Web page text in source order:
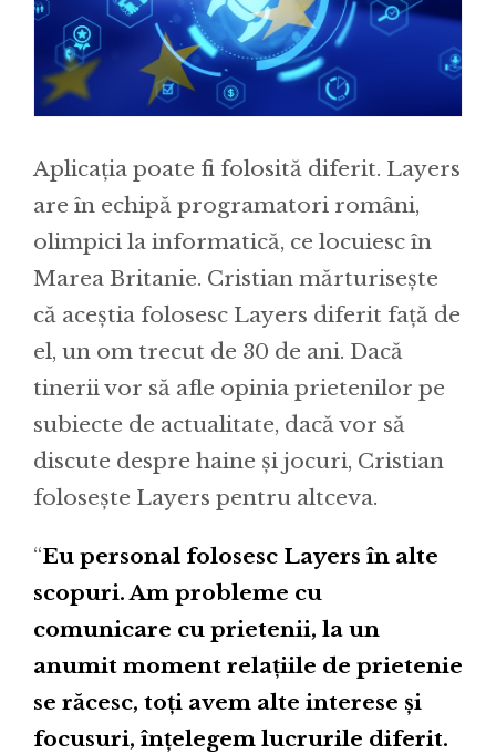
Aplicația poate fi folosită diferit. Layers
are în echipă programatori români,
olimpici la informatică, ce locuiesc în
Marea Britanie. Cristian mărturisește
că aceștia folosesc Layers diferit față de
el, un om trecut de 30 de ani. Dacă
tinerii vor să afle opinia prietenilor pe
subiecte de actualitate, dacă vor să
discute despre haine și jocuri, Cristian
folosește Layers pentru altceva.
“Eu personal folosesc Layers în alte
scopuri. Am probleme cu
comunicare cu prietenii, la un
anumit moment relațiile de prietenie
se răcesc, toți avem alte interese și
focusuri, înțelegem lucrurile diferit.